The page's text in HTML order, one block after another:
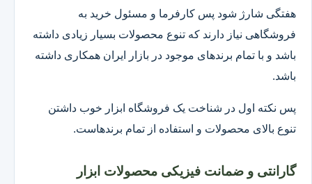
هفتگی شارژ شود پس کارفرما و مسئول خرید به
فروشگاهی نیاز دارند که تنوع محصولات بسیار زیادی داشته
باشد و با تمام برندهای موجود در بازار ایران همکاری داشته
باشد.
پس نکته اول در شناخت یک فروشگاه ابزار خوب داشتن
تنوع بالای محصولات و استفاده از تمام برندهاست.
گارانتی و ضمانت فیزیکی محصولات ابزار